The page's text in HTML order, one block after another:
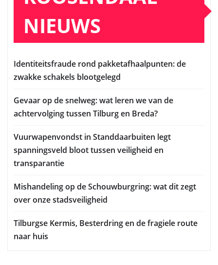
NIEUWS
Identiteitsfraude rond pakketafhaalpunten: de
zwakke schakels blootgelegd
Gevaar op de snelweg: wat leren we van de
achtervolging tussen Tilburg en Breda?
Vuurwapenvondst in Standdaarbuiten legt
spanningsveld bloot tussen veiligheid en
transparantie
Mishandeling op de Schouwburgring: wat dit zegt
over onze stadsveiligheid
Tilburgse Kermis, Besterdring en de fragiele route
naar huis